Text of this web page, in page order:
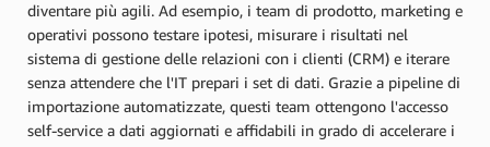
diventare più agili. Ad esempio, i team di prodotto, marketing e
operativi possono testare ipotesi, misurare i risultati nel
sistema di gestione delle relazioni con i clienti (CRM) e iterare
senza attendere che l'IT prepari i set di dati. Grazie a pipeline di
importazione automatizzate, questi team ottengono l'accesso
self-service a dati aggiornati e affidabili in grado di accelerare i